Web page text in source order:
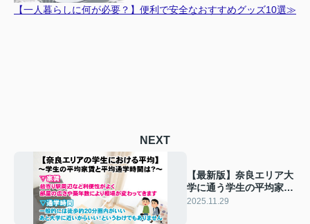
【一人暮らしに何が必要？】便利で安全なおすすめグッズ10選≫
NEXT
【最新版】奈良エリア大
学に通う学生の平均家賃
と平均通学時間
2025.11.29